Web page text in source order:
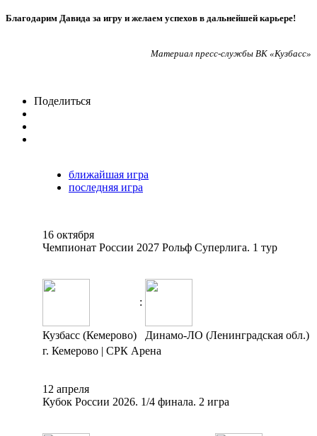
Благодарим Давида за игру и желаем успехов в дальнейшей карьере!
Материал пресс-службы ВК «Кузбасс»
Поделиться
ближайшая игра
последняя игра
16 октября
Чемпионат России 2027 Рольф Суперлига. 1 тур
:
Кузбасс (Кемерово)
Динамо-ЛО (Ленинградская обл.)
г. Кемерово | СРК Арена
12 апреля
Кубок России 2026. 1/4 финала. 2 игра